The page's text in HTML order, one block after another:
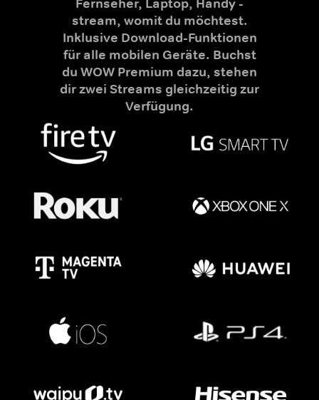
stream, womit du möchtest.
Inklusive Download-Funktionen
für alle mobilen Geräte. Buchst
du WOW Premium dazu, stehen
dir zwei Streams gleichzeitig zur
Verfügung.